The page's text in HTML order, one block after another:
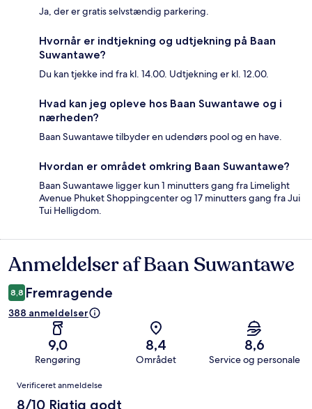
Ja, der er gratis selvstændig parkering.
Hvornår er indtjekning og udtjekning på Baan
Suwantawe?
Du kan tjekke ind fra kl. 14.00. Udtjekning er kl. 12.00.
Hvad kan jeg opleve hos Baan Suwantawe og i
nærheden?
Baan Suwantawe tilbyder en udendørs pool og en have.
Hvordan er området omkring Baan Suwantawe?
Baan Suwantawe ligger kun 1 minutters gang fra Limelight
Avenue Phuket Shoppingcenter og 17 minutters gang fra Jui
Tui Helligdom.
Anmeldelser
Anmeldelser af Baan Suwantawe
8,8 Fremragende
388 anmeldelser
9,0
Rengøring
8,4
Området
8,6
Service og personale
Anmeldelser
Verificeret anmeldelse
8/10 Rigtig godt